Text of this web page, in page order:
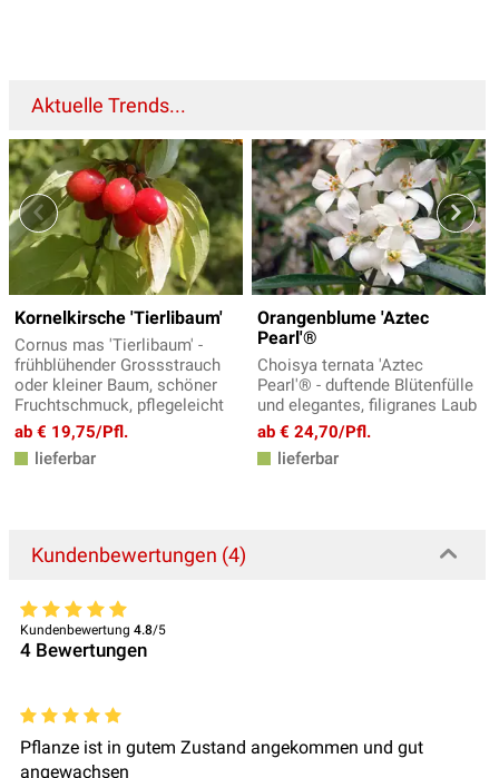
Aktuelle Trends...
Kornelkirsche 'Tierlibaum'
Cornus mas 'Tierlibaum' -
frühblühender Grossstrauch
oder kleiner Baum, schöner
Fruchtschmuck, pflegeleicht
ab € 19,75/Pfl.
lieferbar
Orangenblume 'Aztec
Pearl'®
Choisya ternata 'Aztec
Pearl'® - duftende Blütenfülle
und elegantes, filigranes Laub
ab € 24,70/Pfl.
lieferbar
Kundenbewertungen (4)
Kundenbewertung 4.8/5
4 Bewertungen
Pflanze ist in gutem Zustand angekommen und gut
angewachsen